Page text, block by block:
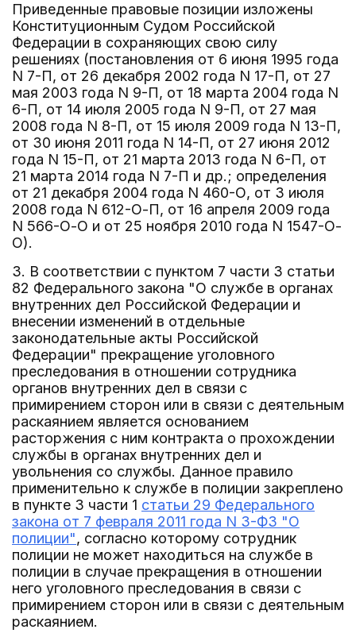
Приведенные правовые позиции изложены
Конституционным Судом Российской
Федерации в сохраняющих свою силу
решениях (постановления от 6 июня 1995 года
N 7-П, от 26 декабря 2002 года N 17-П, от 27
мая 2003 года N 9-П, от 18 марта 2004 года N
6-П, от 14 июля 2005 года N 9-П, от 27 мая
2008 года N 8-П, от 15 июля 2009 года N 13-П,
от 30 июня 2011 года N 14-П, от 27 июня 2012
года N 15-П, от 21 марта 2013 года N 6-П, от
21 марта 2014 года N 7-П и др.; определения
от 21 декабря 2004 года N 460-О, от 3 июля
2008 года N 612-О-П, от 16 апреля 2009 года
N 566-О-О и от 25 ноября 2010 года N 1547-О-
О).
3. В соответствии с пунктом 7 части 3 статьи
82 Федерального закона "О службе в органах
внутренних дел Российской Федерации и
внесении изменений в отдельные
законодательные акты Российской
Федерации" прекращение уголовного
преследования в отношении сотрудника
органов внутренних дел в связи с
примирением сторон или в связи с деятельным
раскаянием является основанием
расторжения с ним контракта о прохождении
службы в органах внутренних дел и
увольнения со службы. Данное правило
применительно к службе в полиции закреплено
в пункте 3 части 1 статьи 29 Федерального
закона от 7 февраля 2011 года N 3-ФЗ "О
полиции", согласно которому сотрудник
полиции не может находиться на службе в
полиции в случае прекращения в отношении
него уголовного преследования в связи с
примирением сторон или в связи с деятельным
раскаянием.